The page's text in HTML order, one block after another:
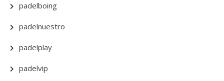
padelboing
padelnuestro
padelplay
padelvip